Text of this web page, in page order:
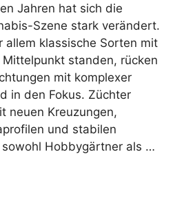
Jahren hat sich die
Szene stark verändert.
allem klassische Sorten mit
standen, rücken
mit komplexer
in den Fokus. Züchter
neuen Kreuzungen,
und stabilen
Hobbygärtner als …